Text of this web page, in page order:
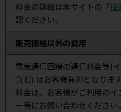
料金の詳細は本サイトの「授
認ください。
販売価格以外の費用
電気通信回線の通信料金等(
含む) はお客様負担となります
料金は、お客様がご利用の
ー等にお問い合わせください。